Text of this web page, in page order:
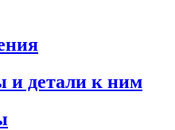
и детали к ним